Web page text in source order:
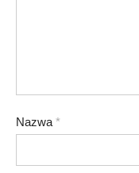
Nazwa *